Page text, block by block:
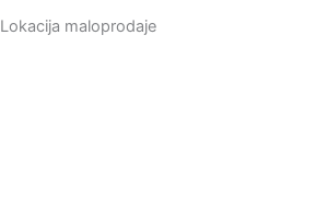
Lokacija maloprodaje